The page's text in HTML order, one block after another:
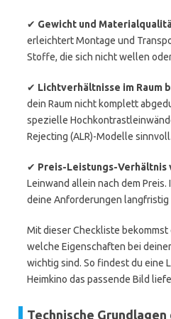
✔ Gewicht und
erleichtert Montage und
Stoffe, die sich nicht wellen
✔ Lichtverhältnisse im Raum
dein Raum nicht komplett
spezielle
Rejecting (ALR)-Modelle sinnvoll.
✔ Preis-Leistungs-Verhältnis
Leinwand allein nach dem
deine Anforderungen
Mit dieser Checkliste
welche Eigenschaften bei
wichtig sind. So findest du eine
Heimkino das passende Bild
Technische